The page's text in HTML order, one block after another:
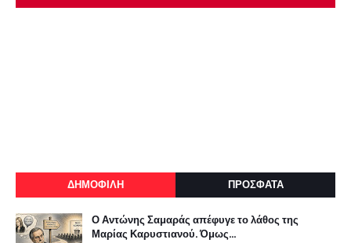
ΔΗΜΟΦΙΛΗ ΠΡΟΣΦΑΤΑ
Ο Αντώνης Σαμαράς απέφυγε το λάθος της
Μαρίας Καρυστιανού. Όμως...